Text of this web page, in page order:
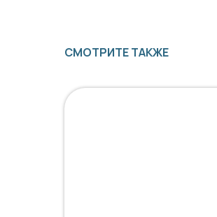
СМОТРИТЕ ТАКЖЕ